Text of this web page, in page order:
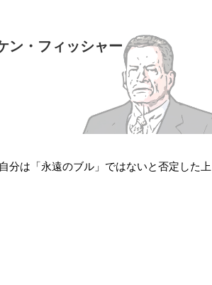
ン・フィッシャー
分は「永遠のブル」ではないと否定した上